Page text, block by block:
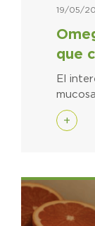
que
19/05/
El
+